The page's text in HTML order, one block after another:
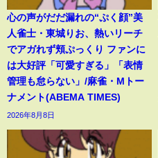
心の声がだだ漏れの“ぷく顔”美
人雀士・東城りお、熱いリーチ
でアガれず頬ぷっくり ファンに
は大好評「可愛すぎる」「表情
管理も怠らない」/麻雀・Mトー
ナメント(ABEMA TIMES)
2026年8月8日